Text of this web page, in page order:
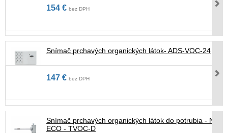
154 € bez DPH
Snímač prchavých organických látok- ADS-VOC-24
147 € bez DPH
Snímač prchavých organických látok do potrubia - NL-
ECO - TVOC-D